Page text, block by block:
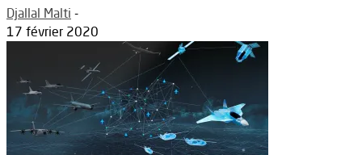
Djallal Malti -
17 février 2020